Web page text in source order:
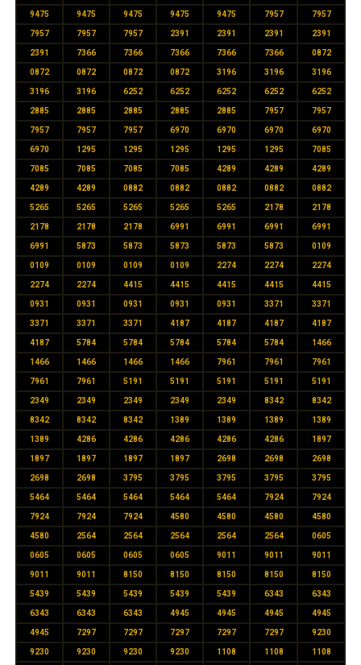
9475 9475 9475 9475 9475 7957 7957
7957 7957 7957 2391 2391 2391 2391
2391 7366 7366 7366 7366 7366 0872
0872 0872 0872 0872 3196 3196 3196
3196 3196 6252 6252 6252 6252 6252
2885 2885 2885 2885 2885 7957 7957
7957 7957 7957 6970 6970 6970 6970
6970 1295 1295 1295 1295 1295 7085
7085 7085 7085 7085 4289 4289 4289
4289 4289 0882 0882 0882 0882 0882
5265 5265 5265 5265 5265 2178 2178
2178 2178 2178 6991 6991 6991 6991
6991 5873 5873 5873 5873 5873 0109
0109 0109 0109 0109 2274 2274 2274
2274 2274 4415 4415 4415 4415 4415
0931 0931 0931 0931 0931 3371 3371
3371 3371 3371 4187 4187 4187 4187
4187 5784 5784 5784 5784 5784 1466
1466 1466 1466 1466 7961 7961 7961
7961 7961 5191 5191 5191 5191 5191
2349 2349 2349 2349 2349 8342 8342
8342 8342 8342 1389 1389 1389 1389
1389 4286 4286 4286 4286 4286 1897
1897 1897 1897 1897 2698 2698 2698
2698 2698 3795 3795 3795 3795 3795
5464 5464 5464 5464 5464 7924 7924
7924 7924 7924 4580 4580 4580 4580
4580 2564 2564 2564 2564 2564 0605
0605 0605 0605 0605 9011 9011 9011
9011 9011 8150 8150 8150 8150 8150
5439 5439 5439 5439 5439 6343 6343
6343 6343 6343 4945 4945 4945 4945
4945 7297 7297 7297 7297 7297 9230
9230 9230 9230 9230 1108 1108 1108